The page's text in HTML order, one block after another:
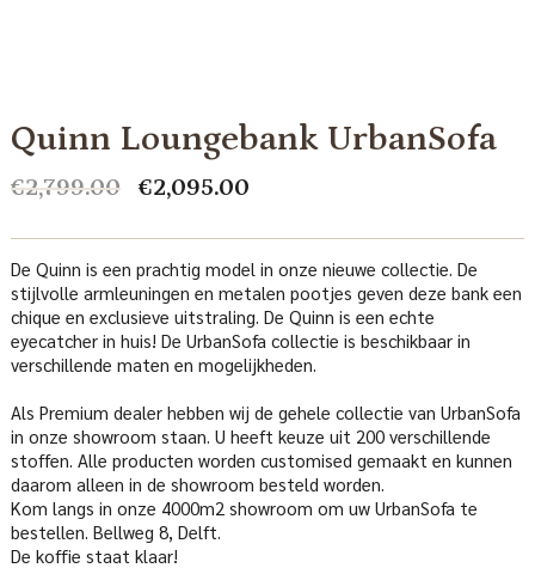
Quinn Loungebank UrbanSofa
€2,799.00
Oorspronkelijke
was:
€2,799.00.
€2,095.00Huidige
is:
€2,095.00.
De Quinn is een prachtig model in onze nieuwe collectie. De
stijlvolle armleuningen en metalen pootjes geven deze bank een
chique en exclusieve uitstraling. De Quinn is een echte
eyecatcher in huis! De UrbanSofa collectie is beschikbaar in
verschillende maten en mogelijkheden.
Als Premium dealer hebben wij de gehele collectie van UrbanSofa
in onze showroom staan. U heeft keuze uit 200 verschillende
stoffen. Alle producten worden customised gemaakt en kunnen
daarom alleen in de showroom besteld worden.
Kom langs in onze 4000m2 showroom om uw UrbanSofa te
bestellen. Bellweg 8, Delft.
De koffie staat klaar!